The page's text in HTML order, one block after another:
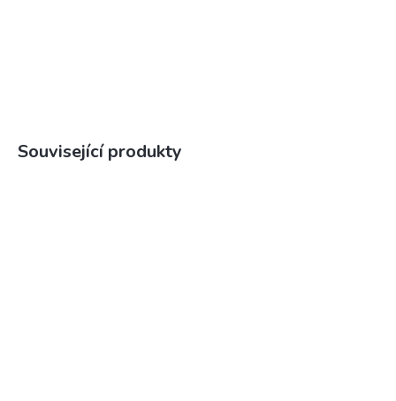
Související produkty